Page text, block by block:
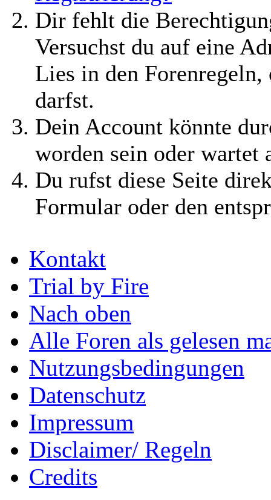
Dir fehlt die
Versuchst du auf eine
Lies in den
darfst.
Dein Account könnte
worden sein oder
Du rufst diese Seite
Formular oder den
Kontakt
Trial by Fire
Nach oben
Alle Foren als gelesen
Nutzungsbedingungen
Datenschutz
Impressum
Disclaimer/ Regeln
Credits